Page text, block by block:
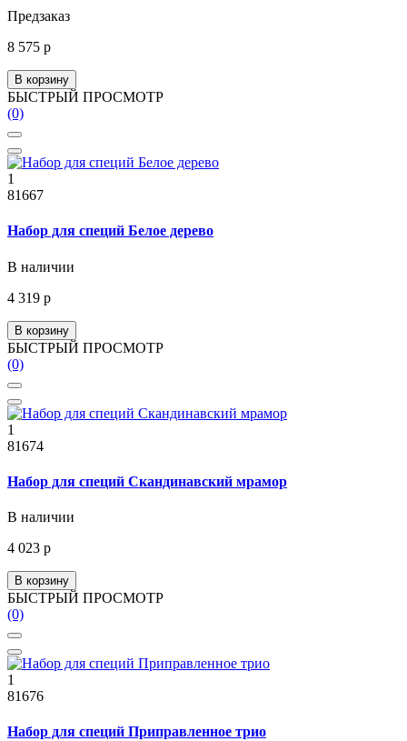
Предзаказ
8 575 р
В корзину
БЫСТРЫЙ ПРОСМОТР
(0)
1
81667
Набор для специй Белое дерево
В наличии
4 319 р
В корзину
БЫСТРЫЙ ПРОСМОТР
(0)
1
81674
Набор для специй Скандинавский мрамор
В наличии
4 023 р
В корзину
БЫСТРЫЙ ПРОСМОТР
(0)
1
81676
Набор для специй Приправленное трио